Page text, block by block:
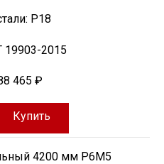
Р18
19903-2015
465 ₽
Купить
4200 мм Р6М5